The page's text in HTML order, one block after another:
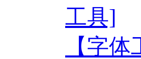
工具]
【字体